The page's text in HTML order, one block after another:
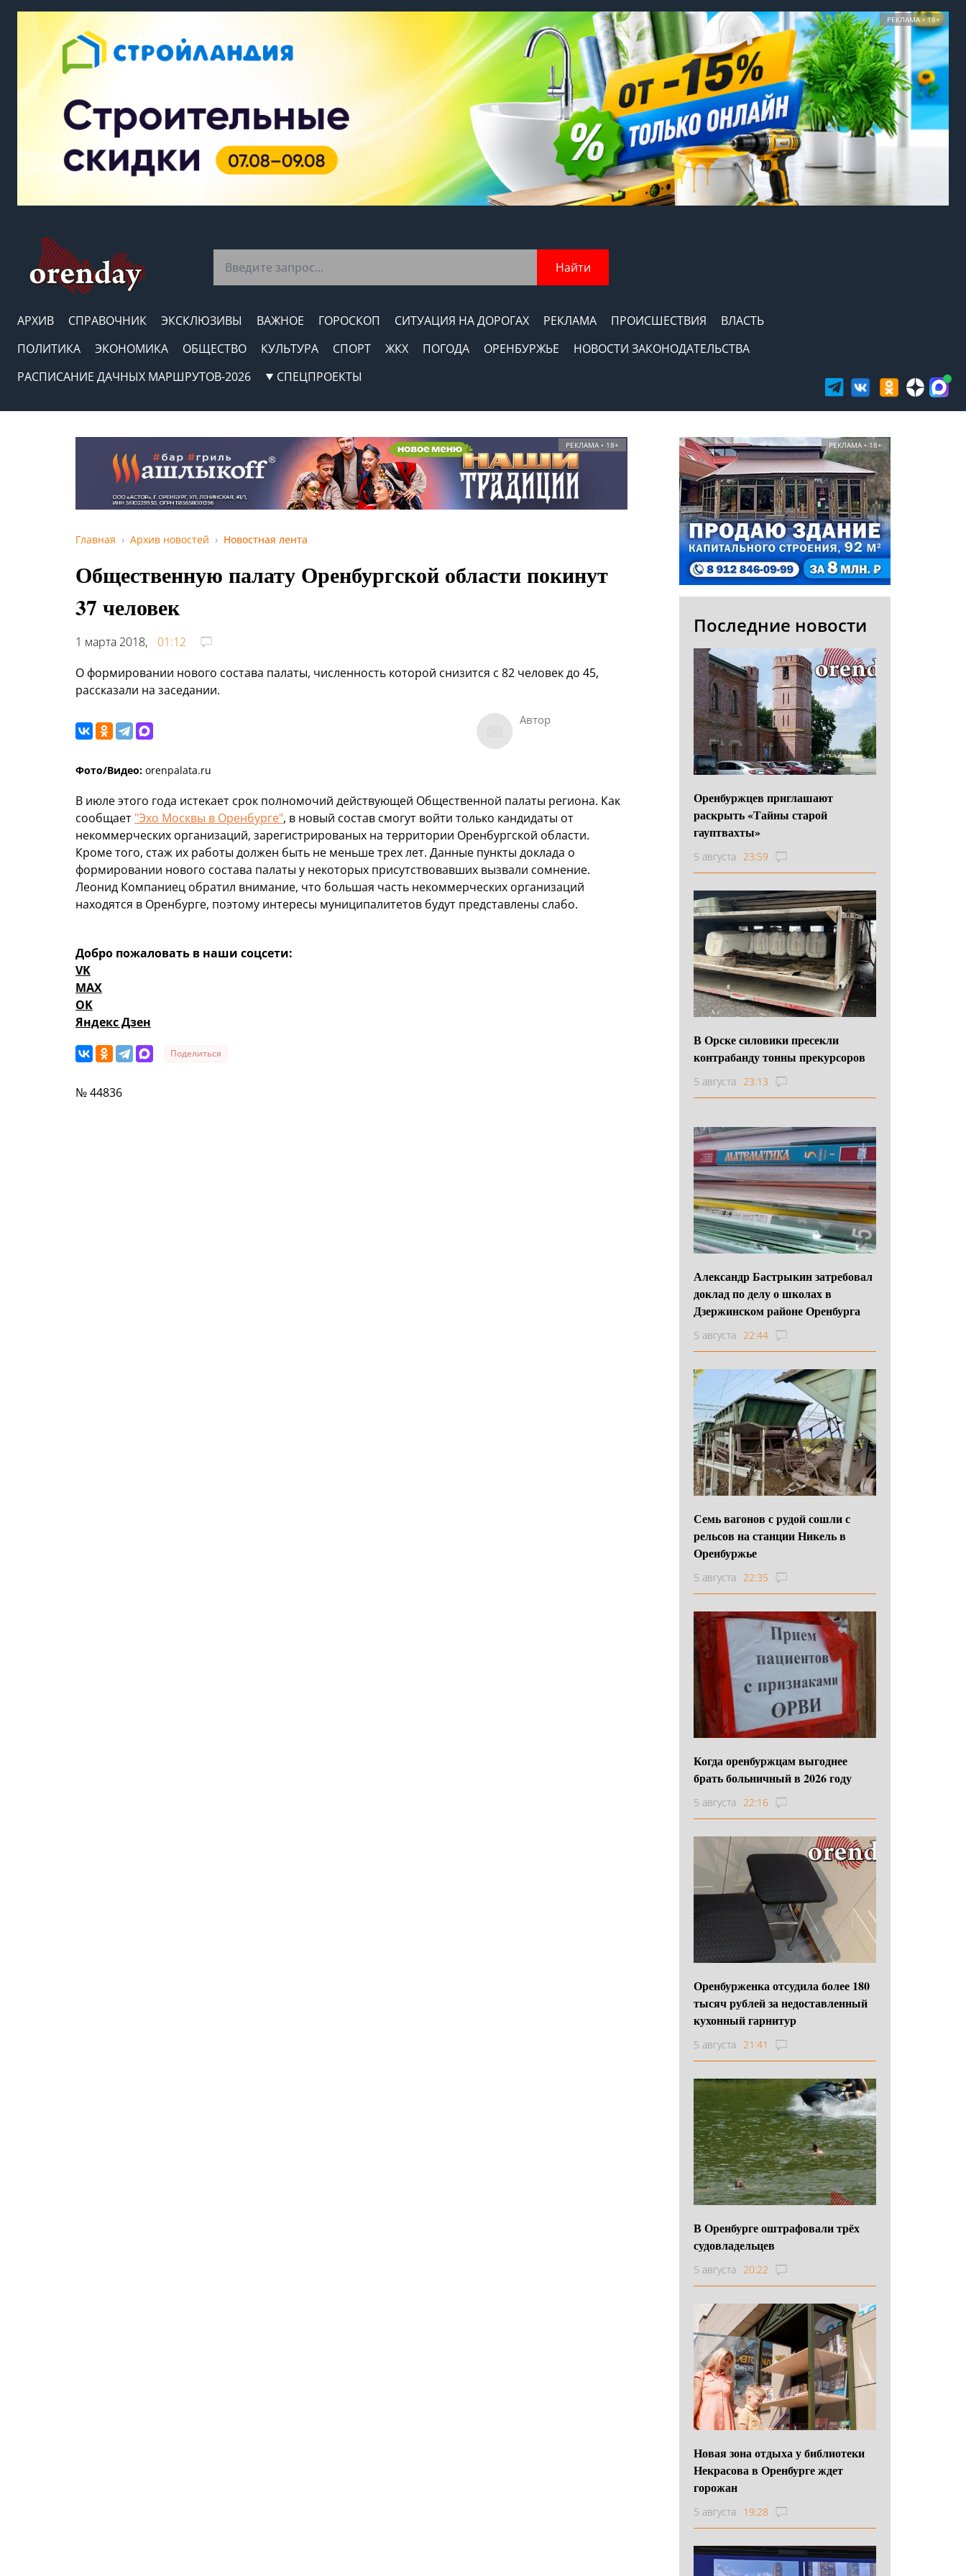
РЕКЛАМА • 18+
Найти
АРХИВ СПРАВОЧНИК ЭКСКЛЮЗИВЫ ВАЖНОЕ ГОРОСКОП СИТУАЦИЯ НА ДОРОГАХ РЕКЛАМА ПРОИСШЕСТВИЯ
ВЛАСТЬ
ПОЛИТИКА
ЭКОНОМИКА ОБЩЕСТВО КУЛЬТУРА СПОРТ ЖКХ ПОГОДА ОРЕНБУРЖЬЕ
НОВОСТИ ЗАКОНОДАТЕЛЬСТВА
РАСПИСАНИЕ ДАЧНЫХ МАРШРУТОВ-2026
СПЕЦПРОЕКТЫ
РЕКЛАМА • 18+
Главная Архив новостей Новостная лента
Общественную палату Оренбургской области покинут
37 человек
1 марта 2018,
01:12
О формировании нового состава палаты, численность которой снизится с 82 человек до 45,
рассказали на заседании.
Автор
Фото/Видео: orenpalata.ru
В июле этого года истекает срок полномочий действующей Общественной палаты региона. Как
сообщает "Эхо Москвы в Оренбурге", в новый состав смогут войти только кандидаты от
некоммерческих организаций, зарегистрированых на территории Оренбургской области.
Кроме того, стаж их работы должен быть не меньше трех лет. Данные пункты доклада о
формировании нового состава палаты у некоторых присутствовавших вызвали сомнение.
Леонид Компаниец обратил внимание, что большая часть некоммерческих организаций
находятся в Оренбурге, поэтому интересы муниципалитетов будут представлены слабо.
Добро пожаловать в наши соцсети:
VK
MAX
OK
Яндекс Дзен
Поделиться
№ 44836
РЕКЛАМА • 18+
Последние новости
Оренбуржцев приглашают
раскрыть «Тайны старой
гауптвахты»
5 августа 23:59
В Орске силовики пресекли
контрабанду тонны прекурсоров
5 августа 23:13
Александр Бастрыкин затребовал
доклад по делу о школах в
Дзержинском районе Оренбурга
5 августа 22:44
Семь вагонов с рудой сошли с
рельсов на станции Никель в
Оренбуржье
5 августа 22:35
Когда оренбуржцам выгоднее
брать больничный в 2026 году
5 августа 22:16
Оренбурженка отсудила более 180
тысяч рублей за недоставленный
кухонный гарнитур
5 августа 21:41
В Оренбурге оштрафовали трёх
судовладельцев
5 августа 20:22
Новая зона отдыха у библиотеки
Некрасова в Оренбурге ждет
горожан
5 августа 19:28